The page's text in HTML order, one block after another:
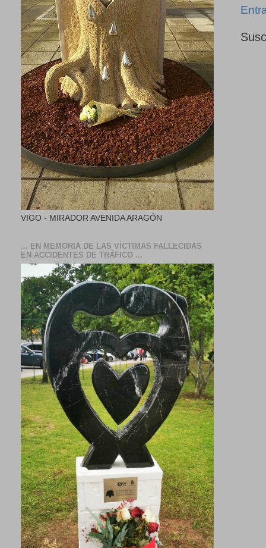
VIGO - MIRADOR AVENIDA ARAGÓN
... EN MEMORIA DE LAS VÍCTIMAS FALLECIDAS
EN ACCIDENTES DE TRÁFICO ...